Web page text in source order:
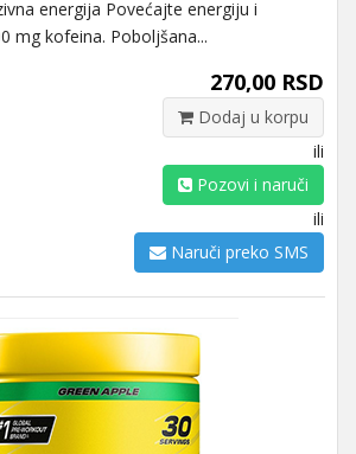
energija Povećajte energiju i
mg kofeina. Poboljšana...
270,00 RSD
Dodaj u korpu
ili
Pozovi i naruči
ili
Naruči preko SMS